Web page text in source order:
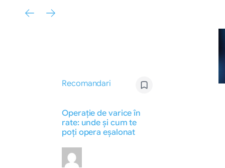
Recomandari
Operație de varice în
rate: unde și cum te
poți opera eșalonat